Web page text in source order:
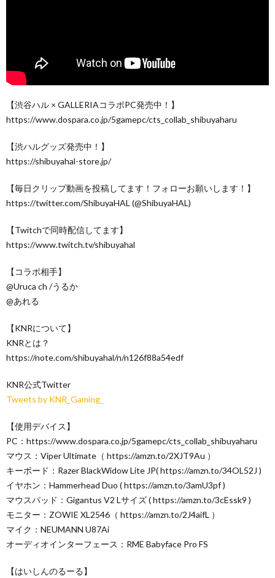
【渋谷ハル × GALLERIAコラボPC発売中！】
https://www.dospara.co.jp/5gamepc/cts_collab_shibuyaharu
【渋ハルグッズ発売中！】
https://shibuyahal-store.jp/
【毎日クリップ動画を投稿してます！フォローお願いします！】
https://twitter.com/ShibuyaHAL (@ShibuyaHAL)
【Twitchで同時配信してます】
https://www.twitch.tv/shibuyahal
【コラボ相手】
@Uruca ch /うるか
@あれる
【KNRについて】
KNRとは？
https://note.com/shibuyahal/n/n126f88a54edf
KNR公式Twitter
Tweets by KNR_Gaming_
【使用デバイス】
PC：https://www.dospara.co.jp/5gamepc/cts_collab_shibuyaharu
マウス：Viper Ultimate（ https://amzn.to/2XJT9Au ）
キーボード：Razer BlackWidow Lite JP( https://amzn.to/34OL52J )
イヤホン：Hammerhead Duo ( https://amzn.to/3amU3pf )
マウスパッド：Gigantus V2 Lサイズ ( https://amzn.to/3cEssk9 )
モニター：ZOWIE XL2546（ https://amzn.to/2J4aifL ）
マイク：NEUMANN U87Ai
オーディオインターフェース：RME Babyface Pro FS
【はいしんのるーる】